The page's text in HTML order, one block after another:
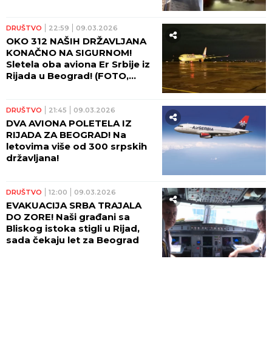
DRUŠTVO 22:59 09.03.2026
OKO 312 NAŠIH DRŽAVLJANA
KONAČNO NA SIGURNOM!
Sletela oba aviona Er Srbije iz
Rijada u Beograd! (FOTO,
DRUŠTVO 21:45 09.03.2026
DVA AVIONA POLETELA IZ
RIJADA ZA BEOGRAD! Na
letovima više od 300 srpskih
državljana!
DRUŠTVO 12:00 09.03.2026
EVAKUACIJA SRBA TRAJALA
DO ZORE! Naši građani sa
Bliskog istoka stigli u Rijad,
sada čekaju let za Beograd